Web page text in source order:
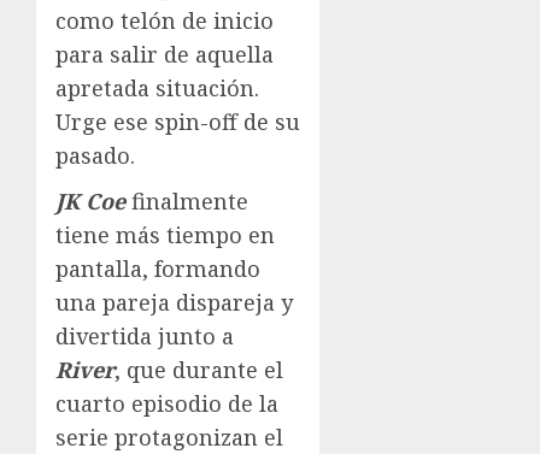
como telón de inicio
para salir de aquella
apretada situación.
Urge ese spin-off de su
pasado.
JK Coefinalmente
tiene más tiempo en
pantalla, formando
una pareja dispareja y
divertida junto a
River, que durante el
cuarto episodio de la
serie protagonizan el